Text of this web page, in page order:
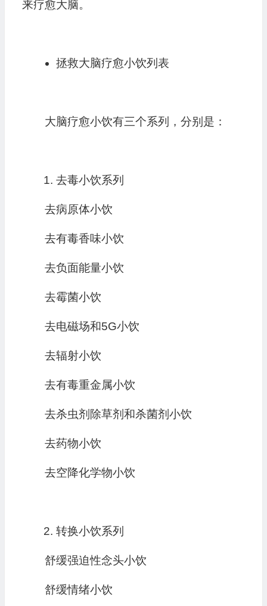
来疗愈大脑。
拯救大脑疗愈小饮列表
大脑疗愈小饮有三个系列，分别是：
去毒小饮系列
去病原体小饮
去有毒香味小饮
去负面能量小饮
去霉菌小饮
去电磁场和5G小饮
去辐射小饮
去有毒重金属小饮
去杀虫剂除草剂和杀菌剂小饮
去药物小饮
去空降化学物小饮
转换小饮系列
舒缓强迫性念头小饮
舒缓情绪小饮